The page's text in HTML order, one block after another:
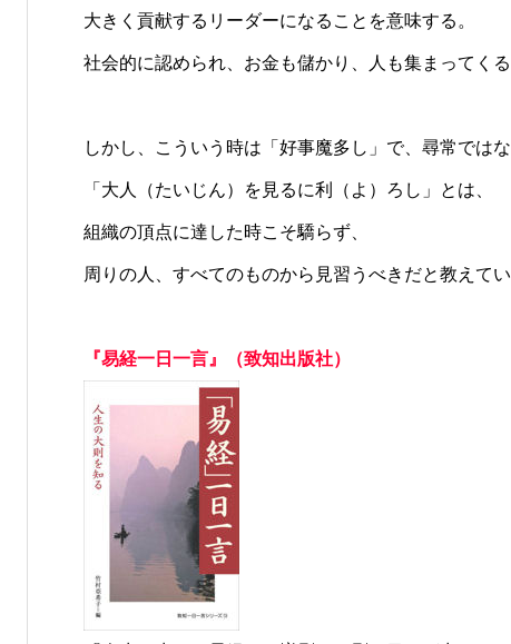
大きく貢献するリーダーになることを意味する。
社会的に認められ、お金も儲かり、人も集まってくる
しかし、こういう時は「好事魔多し」で、尋常では
「大人（たいじん）を見るに利（よ）ろし」とは、
組織の頂点に達した時こそ驕らず、
周りの人、すべてのものから見習うべきだと教えてい
『易経一日一言』（致知出版社）